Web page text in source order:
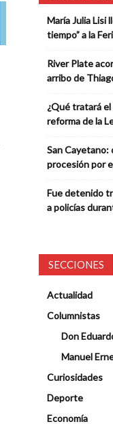
María Julia Lisi
tiempo” a la
River Plate
arribo de
¿Qué tratará
reforma de la
San Cayetano:
procesión por
Fue detenido
a policías
SECCIONES
Actualidad
Columnistas
Don
Manuel
Curiosidades
Deporte
Economía